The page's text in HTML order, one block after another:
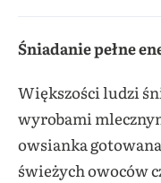
Śniadanie pełne
Większości ludzi
wyrobami
owsianka
świeżych owoców